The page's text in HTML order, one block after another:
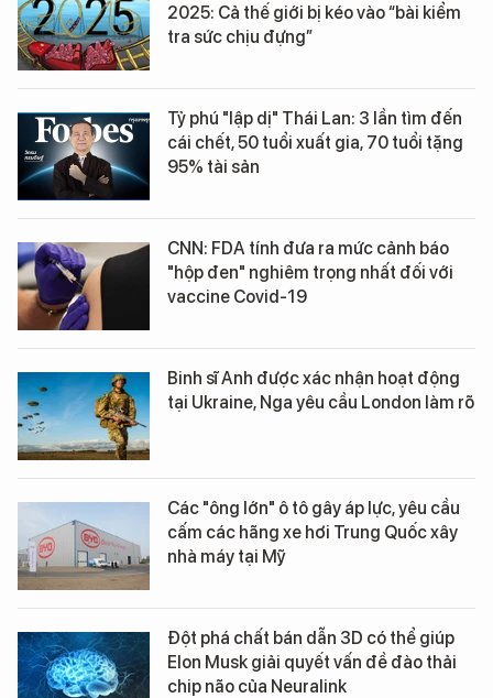
2025: Cả thế giới bị kéo vào “bài kiểm
tra sức chịu đựng”
Tỷ phú "lập dị" Thái Lan: 3 lần tìm đến
cái chết, 50 tuổi xuất gia, 70 tuổi tặng
95% tài sản
CNN: FDA tính đưa ra mức cảnh báo
"hộp đen" nghiêm trọng nhất đối với
vaccine Covid-19
Binh sĩ Anh được xác nhận hoạt động
tại Ukraine, Nga yêu cầu London làm rõ
Các "ông lớn" ô tô gây áp lực, yêu cầu
cấm các hãng xe hơi Trung Quốc xây
nhà máy tại Mỹ
Đột phá chất bán dẫn 3D có thể giúp
Elon Musk giải quyết vấn đề đào thải
chip não của Neuralink